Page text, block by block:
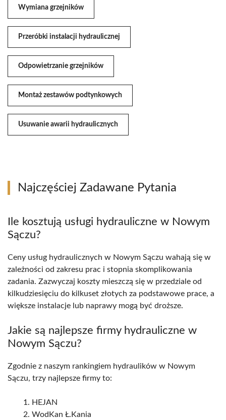
Wymiana grzejników
Przeróbki instalacji hydraulicznej
Odpowietrzanie grzejników
Montaż zestawów podtynkowych
Usuwanie awarii hydraulicznych
Najczęściej Zadawane Pytania
Ile kosztują usługi hydrauliczne w Nowym
Sączu?
Ceny usług hydraulicznych w Nowym Sączu wahają się w
zależności od zakresu prac i stopnia skomplikowania
zadania. Zazwyczaj koszty mieszczą się w przedziale od
kilkudziesięciu do kilkuset złotych za podstawowe prace, a
większe instalacje lub naprawy mogą być droższe.
Jakie są najlepsze firmy hydrauliczne w
Nowym Sączu?
Zgodnie z naszym rankingiem hydraulików w Nowym
Sączu, trzy najlepsze firmy to:
HEJAN
WodKan Ł.Kania